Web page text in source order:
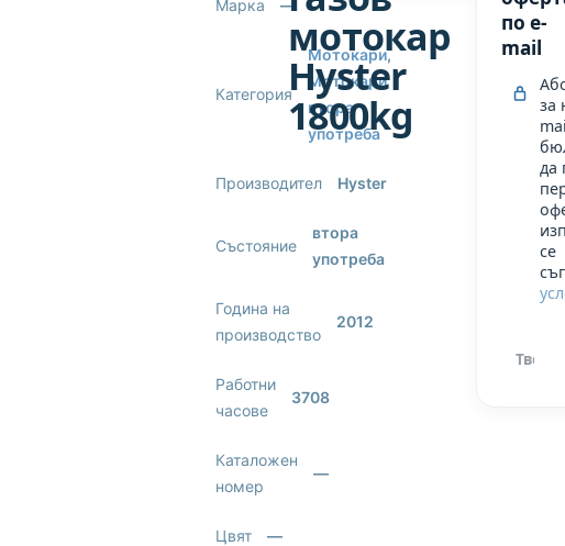
Марка —
Категория
Мотокари,
Мотокари
втора
употреба
Производител Hyster
Състояние
втора
употреба
Година на
производство
2012
Работни
часове
3708
Каталожен
номер
—
Цвят —
мотокар
Hyster
1800kg
по e-
mail
за
да
се